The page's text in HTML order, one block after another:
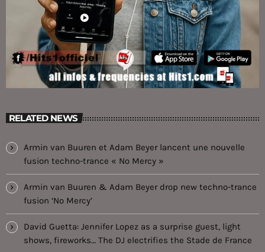
RELATED NEWS
Armin van Buuren et Adam Beyer lancent une nouvelle
fusion techno-trance « No Mercy »
Armin van Buuren & Adam Beyer drop new techno-trance
fusion ‘No Mercy’
David Guetta: Jennifer Lopez as a surprise guest, light
shows, fireworks… The DJ electrifies the Stade de France